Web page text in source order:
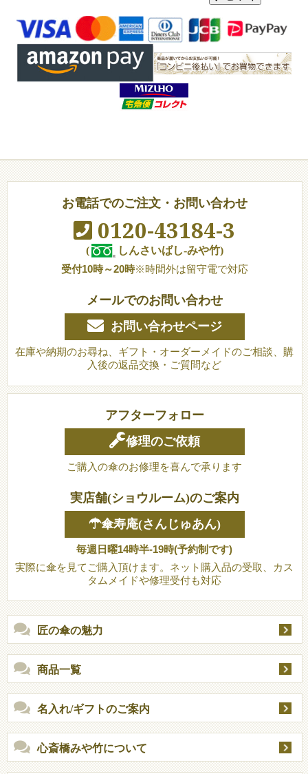
お電話でのご注文・お問い合わせ
0120-43184-3
(
しんさいばし-みや竹)
受付10時～20時※時間外は留守電で対応
メールでのお問い合わせ
お問い合わせページ
在庫や納期のお尋ね、ギフト・オーダーメイドのご相談、購
入後の返品交換・ご質問など
アフターフォロー
修理のご依頼
ご購入の傘のお修理を喜んで承ります
実店舗(ショウルーム)のご案内
☂傘寿庵(さんじゅあん)
毎週日曜14時半-19時(予約制です)
実際に傘を見てご購入頂けます。ネット購入品の受取、カス
タムメイドや修理受付も対応
匠の傘の魅力
商品一覧
名入れ/ギフトのご案内
心斎橋みや竹について